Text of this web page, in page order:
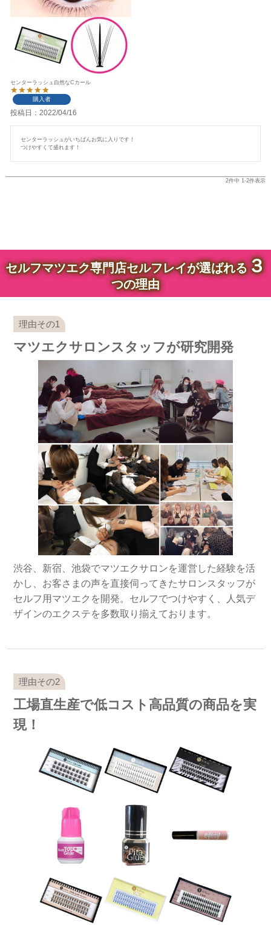
センターラッシュ自然なCカール
購入者
投稿日 2022/04/16
センターラッシュがいちばんお気に入りです！
つけやすくて盛れます！
2件中 1-2件表示
セルフマツエク専門店セルフレイが選ばれる３
つの理由
マツエクサロンスタッフが研究開発
渋谷、新宿、池袋でマツエクサロンを運営した経験を活
かし、お客さまの声を直接伺ってきたサロンスタッフが
セルフ用マツエクを開発。セルフでつけやすく、人気デ
ザインのエクステを多数取り揃えております。
工場直生産で低コスト高品質の商品を実
現！